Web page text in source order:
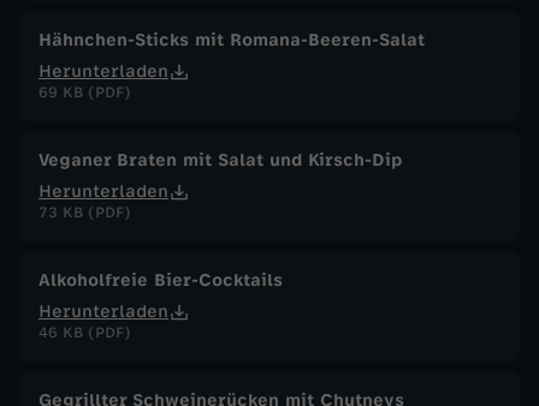
Hähnchen-Sticks mit Romana-Beeren-Salat
Herunterladen
69 KB (PDF)
Veganer Braten mit Salat und Kirsch-Dip
Herunterladen
73 KB (PDF)
Alkoholfreie Bier-Cocktails
Herunterladen
46 KB (PDF)
Gegrillter Schweinerücken mit Chutneys